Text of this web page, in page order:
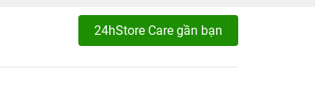
24hStore Care gần bạn